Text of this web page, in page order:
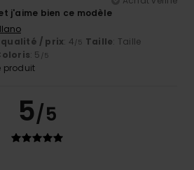
j'aime bien ce modèle
/ prix: 4/5 Taille: Taille
: 5 /5
produit
5/5